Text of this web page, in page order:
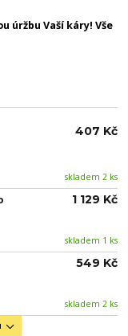
úržbu Vaší káry! Vše
skladem 2 ks
407 Kč
skladem 1 ks
1 129 Kč
skladem 2 ks
549 Kč